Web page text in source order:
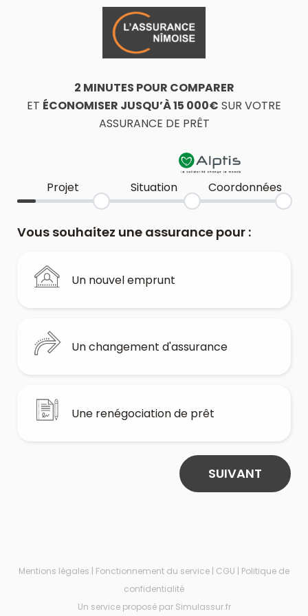
2 MINUTES POUR COMPARER
ET ÉCONOMISER JUSQU’À 15 000€ SUR VOTRE
ASSURANCE DE PRÊT
Projet Situation Coordonnées
Vous souhaitez une assurance pour :
Un nouvel emprunt
Un changement d'assurance
Une renégociation de prêt
SUIVANT
Mentions légales | Fonctionnement du service | CGU | Politique de
confidentialité
Un service proposé par Simulassur.fr